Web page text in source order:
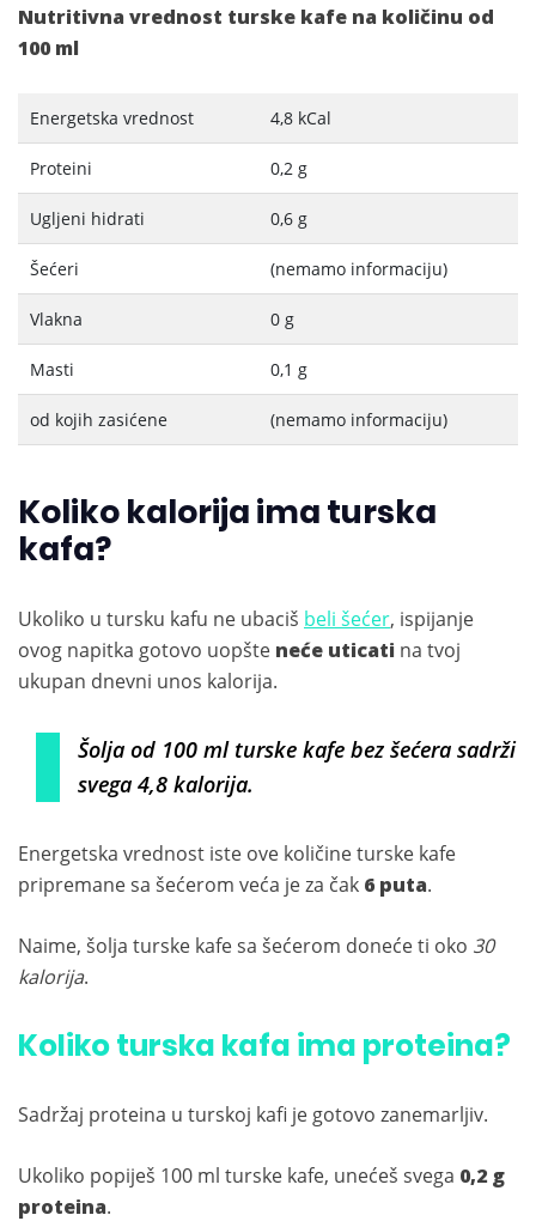
Nutritivna vrednost turske kafe na količinu od
100 ml
Energetska vrednost 4,8 kCal
Proteini 0,2 g
Ugljeni hidrati 0,6 g
Šećeri (nemamo informaciju)
Vlakna 0 g
Masti 0,1 g
od kojih zasićene (nemamo informaciju)
Koliko kalorija ima turska
kafa?
Ukoliko u tursku kafu ne ubaciš beli šećer, ispijanje
ovog napitka gotovo uopšte neće uticati na tvoj
ukupan dnevni unos kalorija.
Šolja od 100 ml turske kafe bez šećera sadrži
svega 4,8 kalorija.
Energetska vrednost iste ove količine turske kafe
pripremane sa šećerom veća je za čak 6 puta.
Naime, šolja turske kafe sa šećerom doneće ti oko 30
kalorija.
Koliko turska kafa ima proteina?
Sadržaj proteina u turskoj kafi je gotovo zanemarljiv.
Ukoliko popiješ 100 ml turske kafe, unećeš svega 0,2 g
proteina.